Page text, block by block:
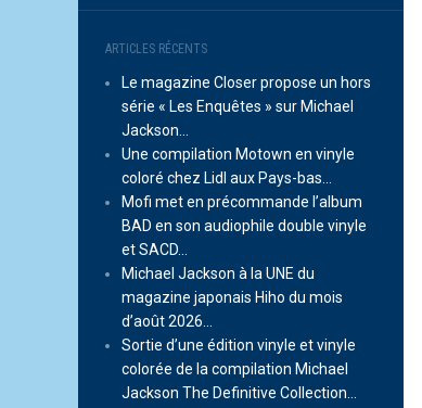
ARTICLES RÉCENTS
Le magazine Closer propose un hors
série « Les Enquêtes » sur Michael
Jackson…
Une compilation Motown en vinyle
coloré chez Lidl aux Pays-bas…
Mofi met en précommande l’album
BAD en son audiophile double vinyle
et SACD…
Michael Jackson à la UNE du
magazine japonais Hiho du mois
d’août 2026…
Sortie d’une édition vinyle et vinyle
colorée de la compilation Michael
Jackson The Definitive Collection…